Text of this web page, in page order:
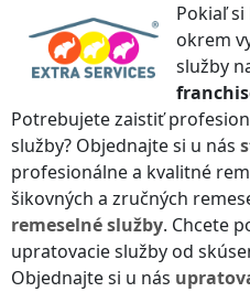
Pokiaľ
okrem
služby
Potrebujete zaistiť
služby? Objednajte si u nás
profesionálne a kvalitné
šikovných a zručných
remeselné služby. Chcete
upratovacie služby od
Objednajte si u nás